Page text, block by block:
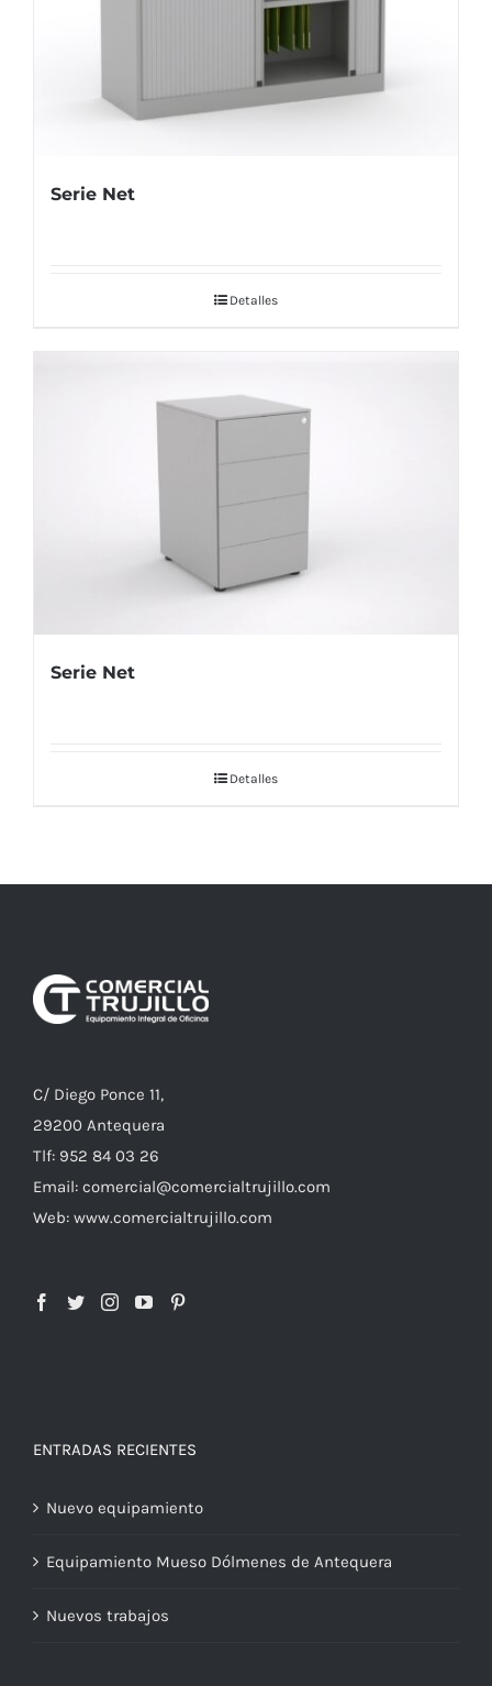
Serie Net
Detalles
Serie Net
Detalles
C/ Diego Ponce 11,
29200 Antequera
Tlf: 952 84 03 26
Email: comercial@comercialtrujillo.com
Web: www.comercialtrujillo.com
ENTRADAS RECIENTES
Nuevo equipamiento
Equipamiento Mueso Dólmenes de Antequera
Nuevos trabajos